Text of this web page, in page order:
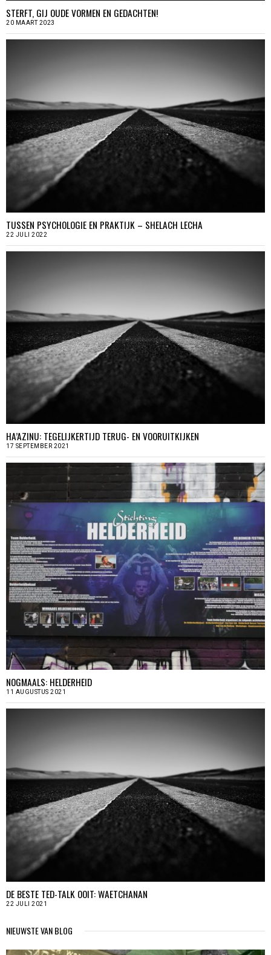
STERFT, GIJ OUDE VORMEN EN GEDACHTEN!
20 MAART 2023
TUSSEN PSYCHOLOGIE EN PRAKTIJK – SHELACH LECHA
22 JULI 2022
HA’AZINU: TEGELIJKERTIJD TERUG- EN VOORUITKIJKEN
17 SEPTEMBER 2021
NOGMAALS: HELDERHEID
11 AUGUSTUS 2021
DE BESTE TED-TALK OOIT: WAETCHANAN
22 JULI 2021
NIEUWSTE VAN BLOG